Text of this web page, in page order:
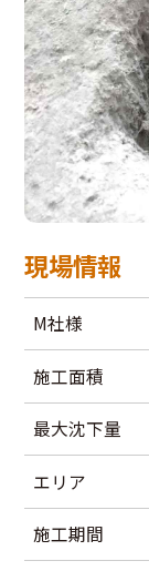
現場情報
M社様
施工面積
最大沈下量
エリア
施工期間